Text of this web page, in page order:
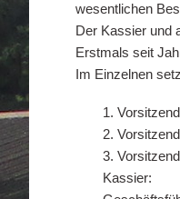
wesentlichen
Der Kassier und
Erstmals seit
Im Einzelnen
1.
2.
3.
Kassier: